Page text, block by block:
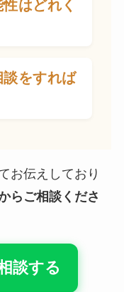
はどれく
をすれば
お伝えしており
らご相談くださ
談する